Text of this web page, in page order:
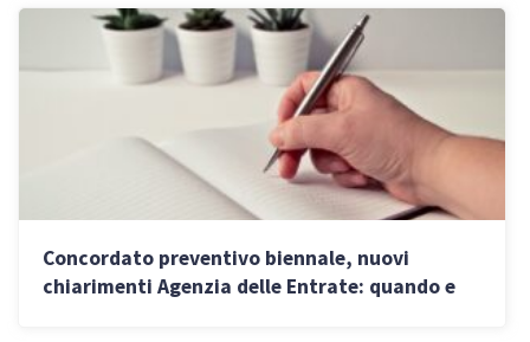
Concordato preventivo biennale, nuovi
chiarimenti Agenzia delle Entrate: quando e